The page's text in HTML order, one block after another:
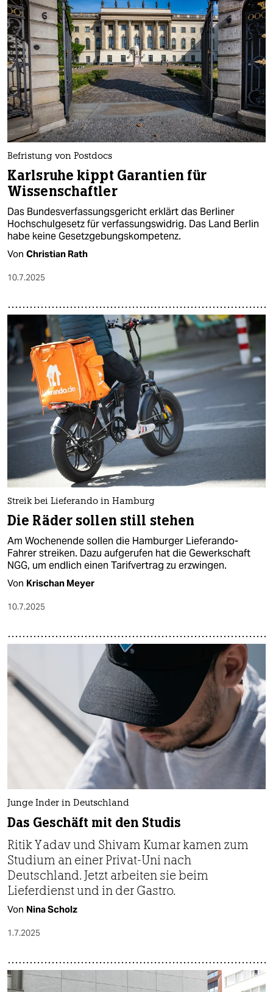
Befristung von Postdocs
Karlsruhe kippt Garantien für
Wissenschaftler
Das Bundesverfassungsgericht erklärt das Berliner
Hochschulgesetz für verfassungswidrig. Das Land Berlin
habe keine Gesetzgebungskompetenz.
Von Christian Rath
10.7.2025
Streik bei Lieferando in Hamburg
Die Räder sollen still stehen
Am Wochenende sollen die Hamburger Lieferando-
Fahrer streiken. Dazu aufgerufen hat die Gewerkschaft
NGG, um endlich einen Tarifvertrag zu erzwingen.
Von Krischan Meyer
10.7.2025
Junge Inder in Deutschland
Das Geschäft mit den Studis
Ritik Yadav und Shivam Kumar kamen zum
Studium an einer Privat-Uni nach
Deutschland. Jetzt arbeiten sie beim
Lieferdienst und in der Gastro.
Von Nina Scholz
1.7.2025